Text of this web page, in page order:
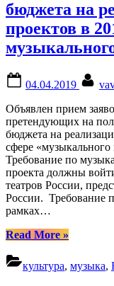
бюджета на
проектов в
on
04.04.2019
Объявлен прием
претендующих на
бюджета на
сфере «музыкального
Требование по
проекта должны
театров России,
России. Требование
рамках…
Read More“Конкурс
»
культура, музыка,